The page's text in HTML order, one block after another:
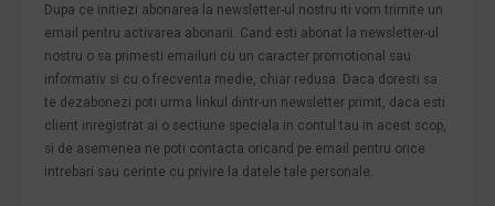
Dupa ce initiezi abonarea la newsletter-ul nostru iti vom trimite un
email pentru activarea abonarii. Cand esti abonat la newsletter-ul
nostru o sa primesti emailuri cu un caracter promotional sau
informativ si cu o frecventa medie, chiar redusa. Daca doresti sa
te dezabonezi poti urma linkul dintr-un newsletter primit, daca esti
client inregistrat ai o sectiune speciala in contul tau in acest scop,
si de asemenea ne poti contacta oricand pe email pentru orice
intrebari sau cerinte cu privire la datele tale personale.